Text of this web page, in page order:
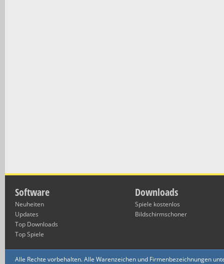
Software
Neuheiten
Updates
Top Downloads
Top Spiele
Downloads
Spiele kostenlos
Bildschirmschoner
Alle Rechte vorbehalten. Alle Warenzeichen und Firmenbezeichnungen